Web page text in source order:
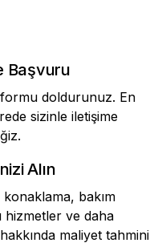
Başvuru
doldurunuz. En
sizinle iletişime
Alın
konaklama, bakım
hizmetler ve daha
maliyet tahmini